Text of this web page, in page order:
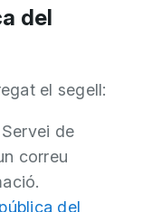
del
el segell:
de
correu
del